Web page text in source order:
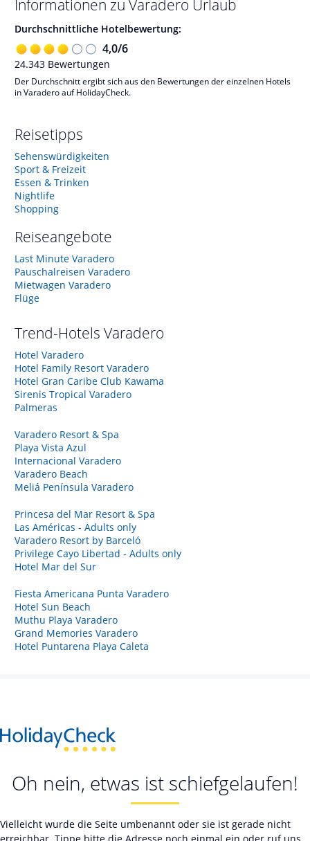
Informationen zu Varadero Urlaub
Durchschnittliche Hotelbewertung:
4,0/6
24.343 Bewertungen
Der Durchschnitt ergibt sich aus den Bewertungen der einzelnen Hotels
in Varadero auf HolidayCheck.
Reisetipps
Sehenswürdigkeiten
Sport & Freizeit
Essen & Trinken
Nightlife
Shopping
Reiseangebote
Last Minute Varadero
Pauschalreisen Varadero
Mietwagen Varadero
Flüge
Trend-Hotels Varadero
Hotel Varadero
Hotel Family Resort Varadero
Hotel Gran Caribe Club Kawama
Sirenis Tropical Varadero
Palmeras
Varadero Resort & Spa
Playa Vista Azul
Internacional Varadero
Varadero Beach
Meliá Península Varadero
Princesa del Mar Resort & Spa
Las Américas - Adults only
Varadero Resort by Barceló
Privilege Cayo Libertad - Adults only
Hotel Mar del Sur
Fiesta Americana Punta Varadero
Hotel Sun Beach
Muthu Playa Varadero
Grand Memories Varadero
Hotel Puntarena Playa Caleta
Oh nein, etwas ist schiefgelaufen!
Vielleicht wurde die Seite umbenannt oder sie ist gerade nicht